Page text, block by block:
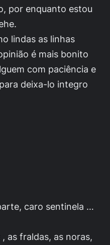
por enquanto estou
lindas as linhas
é mais bonito
com paciência e
deixa-lo integro
caro sentinela …
as fraldas, as noras,